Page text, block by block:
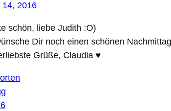
14, 2016
schön, liebe Judith :O)
Dir noch einen schönen
Grüße, Claudia ♥